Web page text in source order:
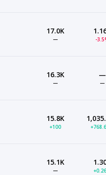
17.0K
— -
16.3K
—
—
—
15.8K
+100
15.1K
—